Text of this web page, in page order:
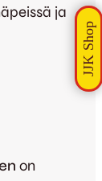
ja
on